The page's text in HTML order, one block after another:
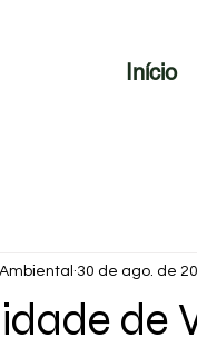
Início
de
30 de ago. de